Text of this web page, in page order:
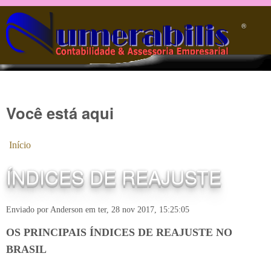
Pular para o conteúdo principal
®️
Você está aqui
Início
ÍNDICES DE REAJUSTE
Enviado por Anderson em ter, 28 nov 2017, 15:25:05
OS PRINCIPAIS ÍNDICES DE REAJUSTE NO
BRASIL